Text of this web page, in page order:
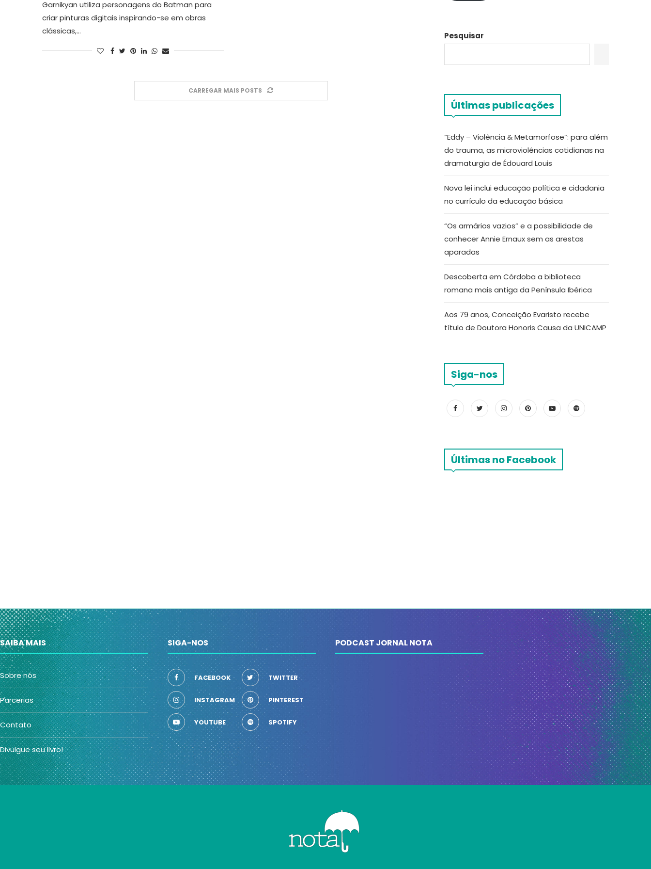
Garnikyan utiliza personagens do Batman para
criar pinturas digitais inspirando-se em obras
clássicas,…
CARREGAR MAIS POSTS
Pesquisar
Últimas publicações
“Eddy – Violência & Metamorfose”: para além
do trauma, as microviolências cotidianas na
dramaturgia de Édouard Louis
Nova lei inclui educação política e cidadania
no currículo da educação básica
“Os armários vazios” e a possibilidade de
conhecer Annie Ernaux sem as arestas
aparadas
Descoberta em Córdoba a biblioteca
romana mais antiga da Península Ibérica
Aos 79 anos, Conceição Evaristo recebe
título de Doutora Honoris Causa da UNICAMP
Siga-nos
Últimas no Facebook
SAIBA MAIS
Sobre nós
Parcerias
Contato
Divulgue seu livro!
SIGA-NOS
FACEBOOK TWITTER
INSTAGRAM PINTEREST
YOUTUBE SPOTIFY
PODCAST JORNAL NOTA